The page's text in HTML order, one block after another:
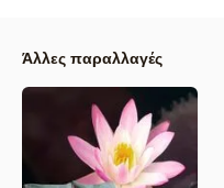
Άλλες παραλλαγές